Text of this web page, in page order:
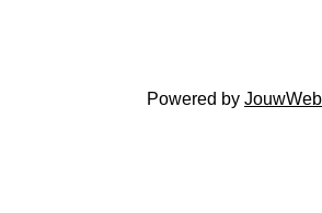
Powered by JouwWeb